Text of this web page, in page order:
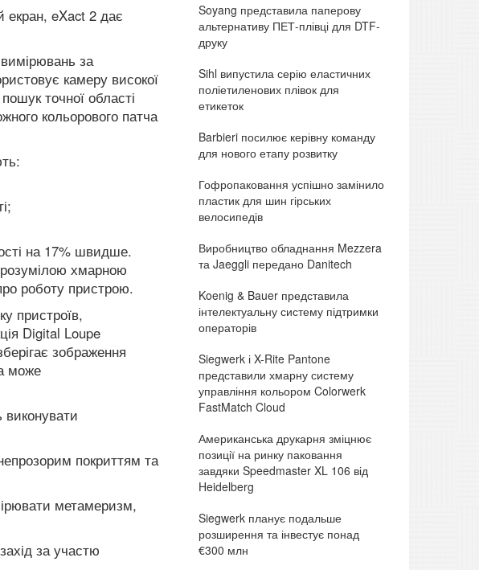
екран, eXact 2 дає
за
камеру високої
точної області
кольорового патча
на 17% швидше.
хмарною
роботу пристрою.
пристроїв,
Digital Loupe
зображення
може
покриттям та
метамеризм,
за участю
Soyang представила паперову
альтернативу ПЕТ-плівці для DTF-
друку
Sihl випустила серію еластичних
поліетиленових плівок для
етикеток
Barbieri посилює керівну команду
для нового етапу розвитку
Гофропаковання успішно замінило
пластик для шин гірських
велосипедів
Виробництво обладнання Mezzera
та Jaeggli передано Danitech
Koenig & Bauer представила
інтелектуальну систему підтримки
операторів
Siegwerk і X-Rite Pantone
представили хмарну систему
управління кольором Colorwerk
FastMatch Cloud
Американська друкарня зміцнює
позиції на ринку паковання
завдяки Speedmaster XL 106 від
Heidelberg
Siegwerk планує подальше
розширення та інвестує понад
€300 млн